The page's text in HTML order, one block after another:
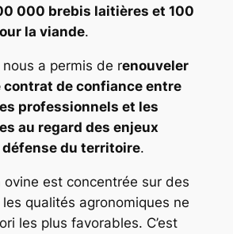
000 brebis laitières et 100
la viande.
a permis de renouveler
contrat de confiance entre
professionnels et les
au regard des enjeux
du territoire.
ovine est concentrée sur des
qualités agronomiques ne
les plus favorables. C’est